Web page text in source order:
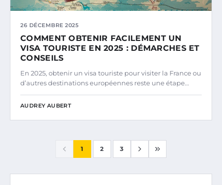
26 DÉCEMBRE 2025
COMMENT OBTENIR FACILEMENT UN
VISA TOURISTE EN 2025 : DÉMARCHES ET
CONSEILS
En 2025, obtenir un visa touriste pour visiter la France ou
d’autres destinations européennes reste une étape…
AUDREY AUBERT
1 2 3